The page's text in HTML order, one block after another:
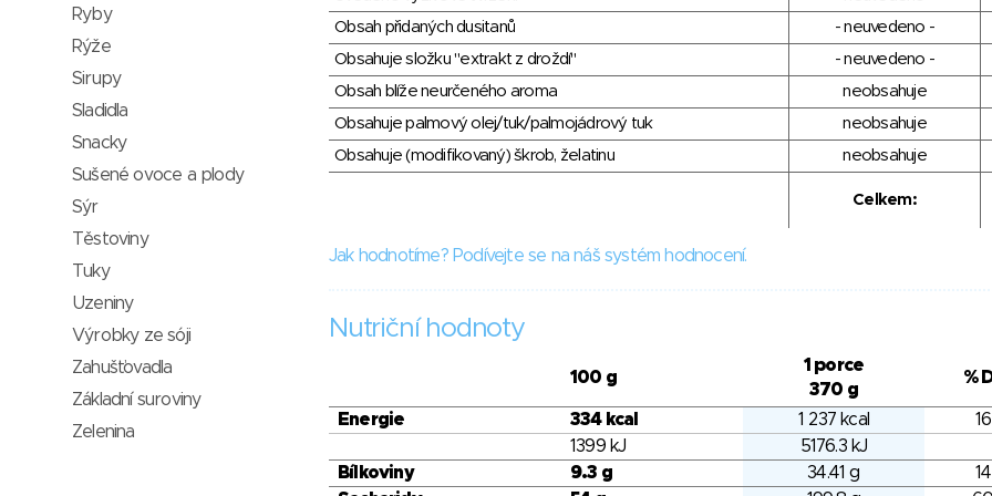
Obsah přidaných dusitanů
- neuvedeno -
Obsahuje složku "extrakt z droždí"
- neuvedeno -
Obsah blíže neurčeného aroma
neobsahuje
Obsahuje palmový olej/tuk/palmojádrový tuk
neobsahuje
Obsahuje (modifikovaný) škrob, želatinu
neobsahuje
Celkem:
Jak hodnotíme? Podívejte se na náš systém hodnocení.
Nutriční hodnoty
100 g
1 porce
370 g
%
Energie 334 kcal 1 237 kcal
1399 kJ
5176.3 kJ
Bílkoviny
9.3 g 34.41 g
Ryby
Rýže
Sirupy
Sladidla
Snacky
Sušené ovoce a plody
Sýr
Těstoviny
Tuky
Uzeniny
Výrobky ze sóji
Zahušťovadla
Základní suroviny
Zelenina